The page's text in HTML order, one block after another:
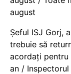
august
Șeful ISJ Gorj,
trebuie să
acordați pentru
an / Inspectorul